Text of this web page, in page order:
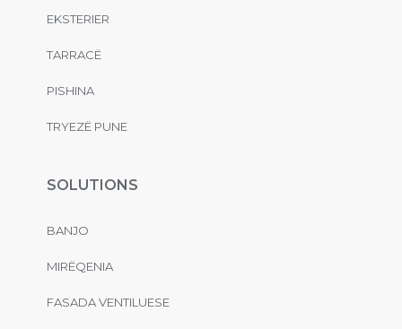
EKSTERIER
TARRACË
PISHINA
TRYEZË PUNE
SOLUTIONS
BANJO
MIRËQENIA
FASADA VENTILUESE